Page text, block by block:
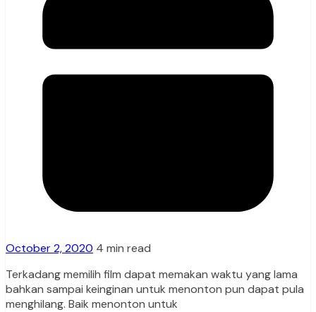
October 2, 2020 4 min read
Terkadang memilih film dapat memakan waktu yang lama
bahkan sampai keinginan untuk menonton pun dapat pula
menghilang. Baik menonton untuk